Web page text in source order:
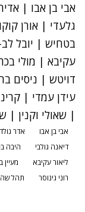
אבי בן אבו |
גלעדי | אורן קוקו
בטחיש | יובל
עקיבא | מולי
דויטש | ניסים
עידן עמדי |
| שאולי וקנין |
אבי בן אבו אדר גולד
דיאנה גולבי
היבה
ליאור עקיבא
מעיין
רוני גינוסר
תהל